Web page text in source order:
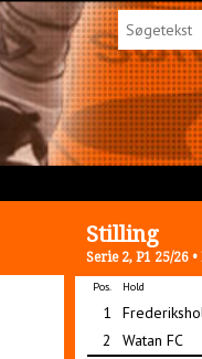
Stilling
Serie 2, P1 25/26 •
Pos. Hold
1
2
Watan FC